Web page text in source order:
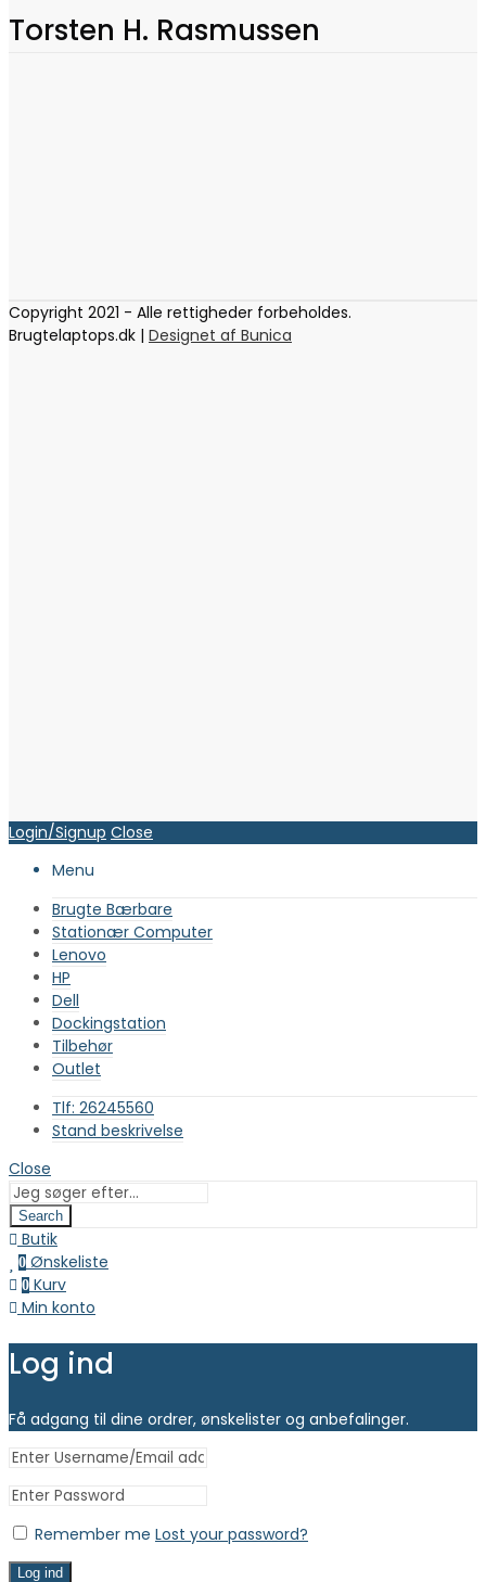
Torsten H. Rasmussen
Copyright 2021 - Alle rettigheder forbeholdes.
Brugtelaptops.dk | Designet af Bunica
Login/Signup Close
Menu
Brugte Bærbare
Stationær Computer
Lenovo
HP
Dell
Dockingstation
Tilbehør
Outlet
Tlf: 26245560
Stand beskrivelse
Close
Search
Butik
0 Ønskeliste
0 Kurv
Min konto
Log ind
Få adgang til dine ordrer, ønskelister og anbefalinger.
Remember me Lost your password?
Log ind